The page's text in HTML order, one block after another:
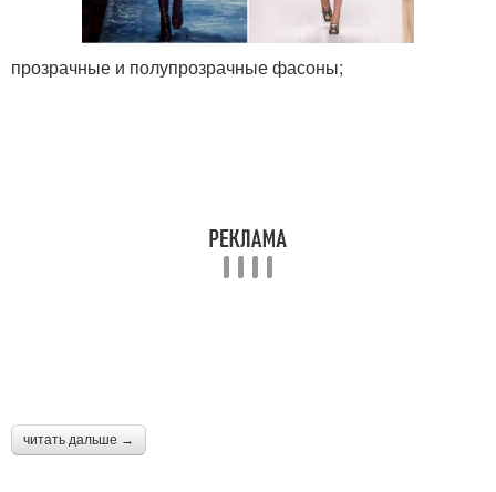
прозрачные и полупрозрачные фасоны;
читать дальше →